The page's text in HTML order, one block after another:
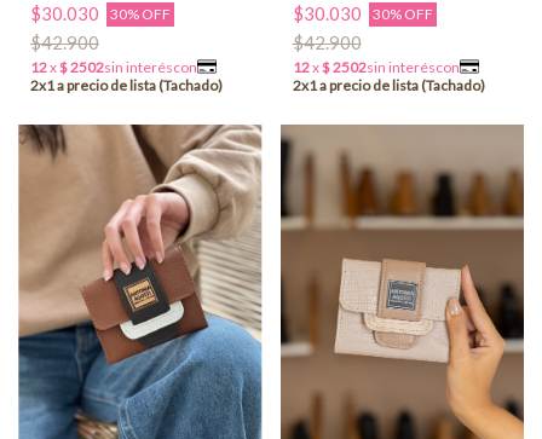
$30.030 30% OFF
$42.900
$30.030 30% OFF
$42.900